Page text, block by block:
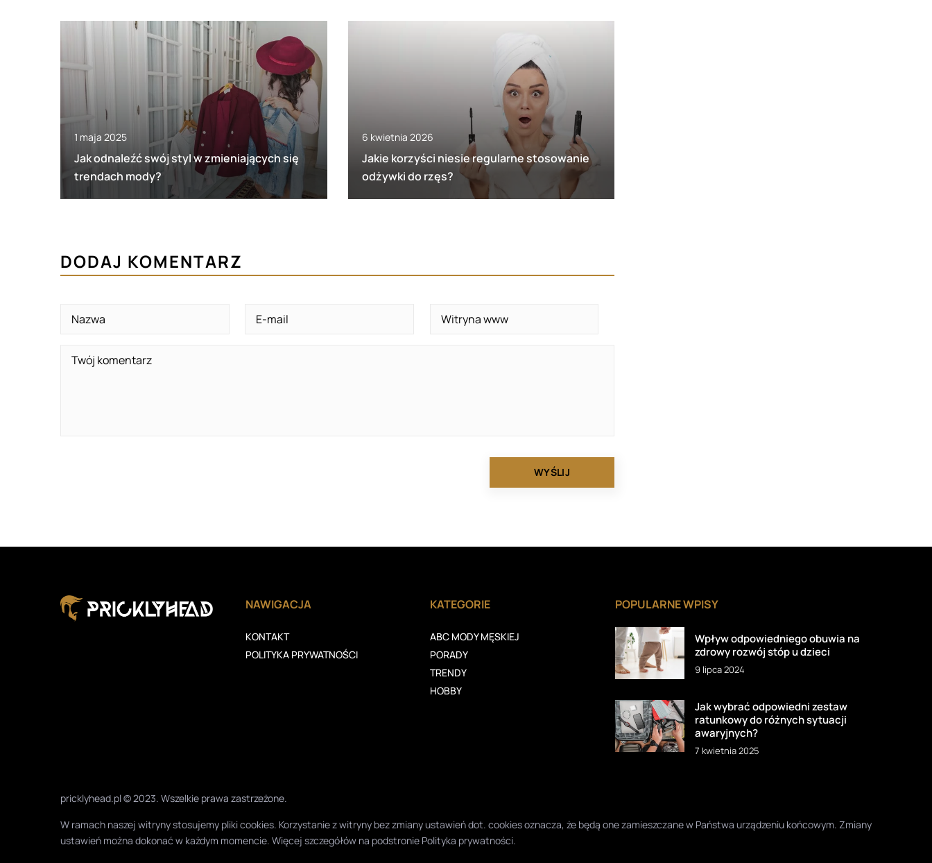
1 maja 2025
Jak odnaleźć swój styl w zmieniających się
trendach mody?
6 kwietnia 2026
Jakie korzyści niesie regularne stosowanie
odżywki do rzęs?
DODAJ KOMENTARZ
NAWIGACJA
KONTAKT
POLITYKA PRYWATNOŚCI
KATEGORIE
ABC MODY MĘSKIEJ
PORADY
TRENDY
HOBBY
POPULARNE WPISY
Wpływ odpowiedniego obuwia na
zdrowy rozwój stóp u dzieci
9 lipca 2024
Jak wybrać odpowiedni zestaw
ratunkowy do różnych sytuacji
awaryjnych?
7 kwietnia 2025
pricklyhead.pl © 2023. Wszelkie prawa zastrzeżone.
W ramach naszej witryny stosujemy pliki cookies. Korzystanie z witryny bez zmiany ustawień dot. cookies oznacza, że będą one zamieszczane w Państwa urządzeniu końcowym. Zmiany
ustawień można dokonać w każdym momencie. Więcej szczegółów na podstronie Polityka prywatności.